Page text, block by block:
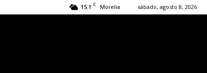
15.1 C Morelia sábado, agosto 8, 2026